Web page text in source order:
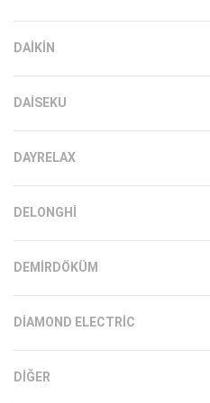
DAIKIN
DAISEKU
DAYRELAX
DELONGHI
DEMIRDÖKÜM
DIAMOND ELECTRIC
DIĞER